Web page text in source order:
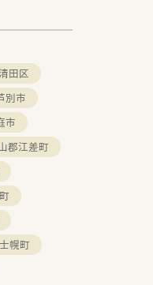
田区
別市
市
郡江差町
幌町